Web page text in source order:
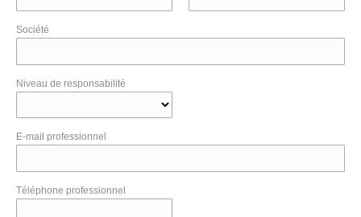
Société
Niveau de responsabilité
E-mail professionnel
Téléphone professionnel